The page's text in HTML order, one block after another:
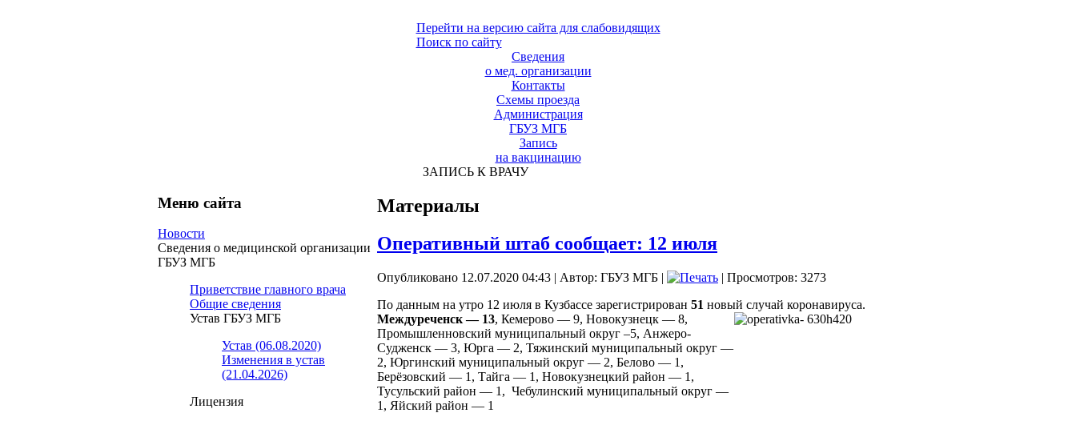
Перейти на версию сайта для слабовидящих
Поиск по сайту
Сведения
о мед. организации
Контакты
Схемы проезда
Администрация
ГБУЗ МГБ
Запись
на вакцинацию
ЗАПИСЬ К ВРАЧУ
Меню сайта
Новости
Сведения о медицинской организации
ГБУЗ МГБ
Приветствие главного врача
Общие сведения
Устав ГБУЗ МГБ
Устав (06.08.2020)
Изменения в устав
(21.04.2026)
Лицензия
Материалы
Оперативный штаб сообщает: 12 июля
Опубликовано 12.07.2020 04:43 | Автор: ГБУЗ МГБ |
| Просмотров: 3273
По данным на утро 12 июля в Кузбассе зарегистрирован 51 новый случай коронавируса.
Междуреченск — 13, Кемерово — 9, Новокузнецк — 8,
Промышленновский муниципальный округ –5, Анжеро-
Судженск — 3, Юрга — 2, Тяжинский муниципальный округ —
2, Юргинский муниципальный округ — 2, Белово — 1,
Берёзовский — 1, Тайга — 1, Новокузнецкий район — 1,
Тусульский район — 1, Чебулинский муниципальный округ —
1, Яйский район — 1